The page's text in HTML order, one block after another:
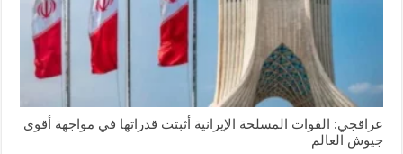
عراقجي: القوات المسلحة الإيرانية أثبتت قدراتها في مواجهة أقوى
جيوش العالم